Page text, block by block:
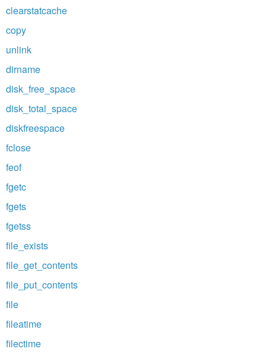
clearstatcache
copy
unlink
dirname
disk_free_space
disk_total_space
diskfreespace
fclose
feof
fgetc
fgets
fgetss
file_exists
file_get_contents
file_put_contents
file
fileatime
filectime